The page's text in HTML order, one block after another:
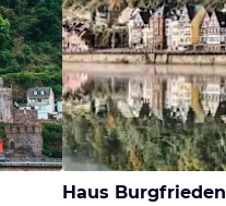
Haus Burgfrieden